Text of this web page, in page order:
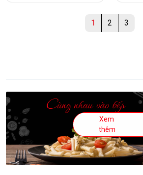
1 2 3
Xem
thêm